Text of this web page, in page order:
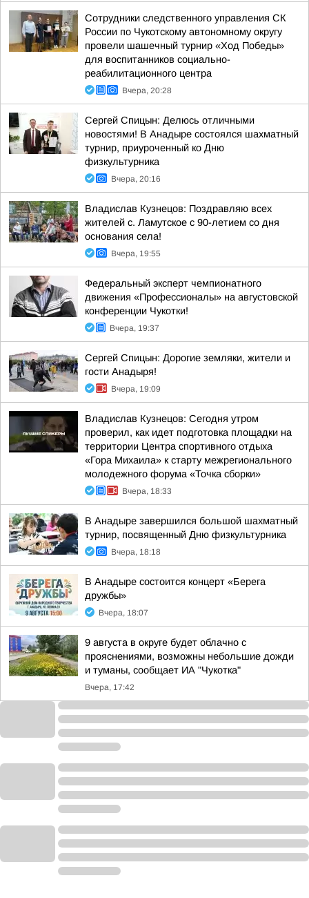
Сотрудники следственного управления СК
России по Чукотскому автономному округу
провели шашечный турнир «Ход Победы»
для воспитанников социально-
реабилитационного центра
Вчера, 20:28
Сергей Спицын: Делюсь отличными
новостями! В Анадыре состоялся шахматный
турнир, приуроченный ко Дню
физкультурника
Вчера, 20:16
Владислав Кузнецов: Поздравляю всех
жителей с. Ламутское с 90-летием со дня
основания села!
Вчера, 19:55
Федеральный эксперт чемпионатного
движения «Профессионалы» на августовской
конференции Чукотки!
Вчера, 19:37
Сергей Спицын: Дорогие земляки, жители и
гости Анадыря!
Вчера, 19:09
Владислав Кузнецов: Сегодня утром
проверил, как идет подготовка площадки на
территории Центра спортивного отдыха
«Гора Михаила» к старту межрегионального
молодежного форума «Точка сборки»
Вчера, 18:33
В Анадыре завершился большой шахматный
турнир, посвященный Дню физкультурника
Вчера, 18:18
В Анадыре состоится концерт «Берега
дружбы»
Вчера, 18:07
9 августа в округе будет облачно с
прояснениями, возможны небольшие дожди
и туманы, сообщает ИА "Чукотка"
Вчера, 17:42